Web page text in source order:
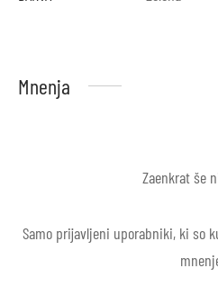
Mnenja
Zaenkrat še
Samo prijavljeni uporabniki, ki so